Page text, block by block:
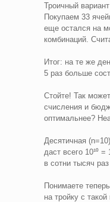
Троичный
Покупаем 33
еще остался на
комбинаций.
Итог: на те же
5 раз больше
Стойте! Так
счисления и
оптимальнее?
Десятичная
даст всего 10¹⁰
в сотни тысяч
Понимаете
на тройку с